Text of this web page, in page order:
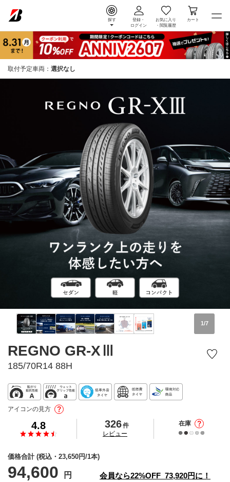
探す
登録・
ログイン
お気に入り
・ 閲覧履歴
カート
取付予定車両： 選択なし
1/7
REGNO GR-XⅢ
185/70R14 88H
4.8 326件
の
レビュー
在庫
アイコンの見方
価格合計 (税込・ 23,650円/1本)
94,600 円 会員なら22%OFF 73,920円に！